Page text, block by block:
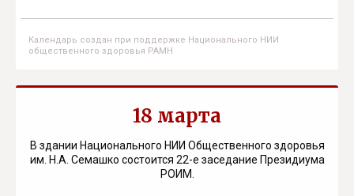
Календарь создан при поддержке Национального НИИ
общественного здоровья РАМН
18 марта
В здании Национального НИИ Общественного здоровья
им. Н.А. Семашко состоится 22-е заседание Президиума
РОИМ.